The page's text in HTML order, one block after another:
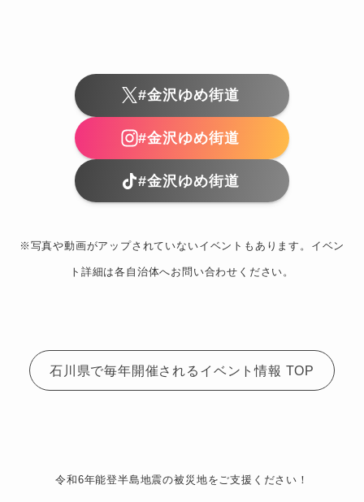
#金沢ゆめ街道
#金沢ゆめ街道
#金沢ゆめ街道
※写真や動画がアップされていないイベントもあります。イベン
ト詳細は各自治体へお問い合わせください。
石川県で毎年開催されるイベント情報 TOP
令和6年能登半島地震の被災地をご支援ください！